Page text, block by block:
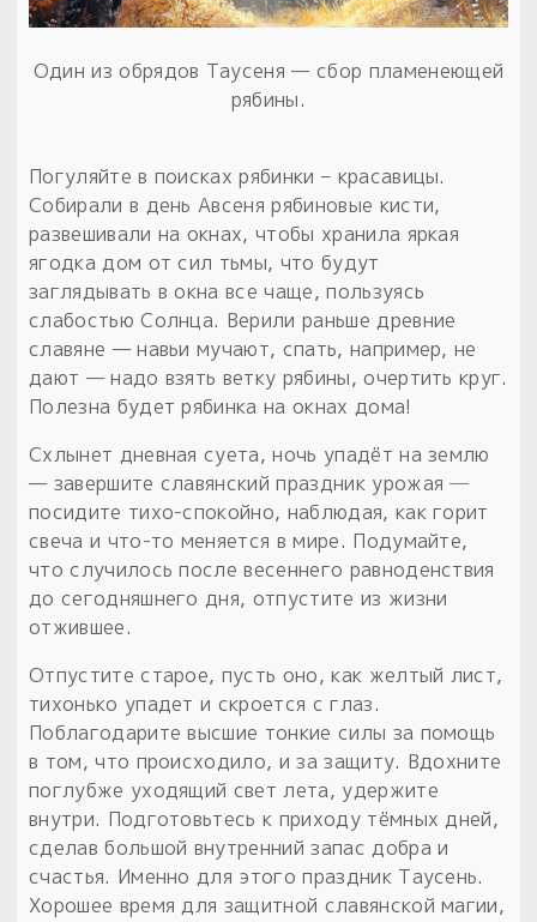
Один из обрядов Таусеня — сбор пламенеющей
рябины.
Погуляйте в поисках рябинки – красавицы.
Собирали в день Авсеня рябиновые кисти,
развешивали на окнах, чтобы хранила яркая
ягодка дом от сил тьмы, что будут
заглядывать в окна все чаще, пользуясь
слабостью Солнца. Верили раньше древние
славяне — навьи мучают, спать, например, не
дают — надо взять ветку рябины, очертить круг.
Полезна будет рябинка на окнах дома!
Схлынет дневная суета, ночь упадёт на землю
— завершите славянский праздник урожая ─
посидите тихо-спокойно, наблюдая, как горит
свеча и что-то меняется в мире. Подумайте,
что случилось после весеннего равноденствия
до сегодняшнего дня, отпустите из жизни
отжившее.
Отпустите старое, пусть оно, как желтый лист,
тихонько упадет и скроется с глаз.
Поблагодарите высшие тонкие силы за помощь
в том, что происходило, и за защиту. Вдохните
поглубже уходящий свет лета, удержите
внутри. Подготовьтесь к приходу тёмных дней,
сделав большой внутренний запас добра и
счастья. Именно для этого праздник Таусень.
Хорошее время для защитной славянской магии,